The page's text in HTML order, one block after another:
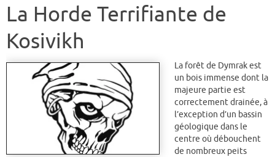
La Horde Terrifiante de
Kosivikh
La forêt de Dymrak est
un bois immense dont la
majeure partie est
correctement drainée, à
l’exception d’un bassin
géologique dans le
centre où débouchent
de nombreux peits